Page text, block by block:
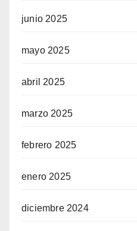
junio 2025
mayo 2025
abril 2025
marzo 2025
febrero 2025
enero 2025
diciembre 2024